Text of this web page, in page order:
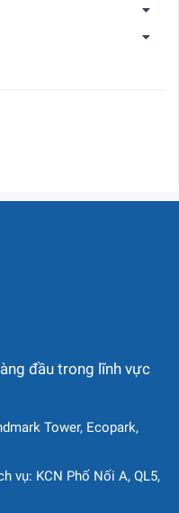
đầu trong lĩnh vực
Tower, Ecopark,
vụ: KCN Phố Nối A, QL5,